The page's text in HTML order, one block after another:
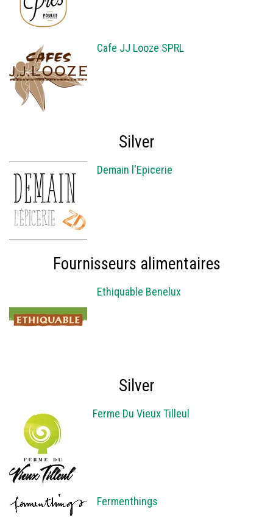
Cafe JJ Looze SPRL
Silver
Demain l'Epicerie
Fournisseurs alimentaires
Ethiquable Benelux
Silver
Ferme Du Vieux Tilleul
Fermenthings